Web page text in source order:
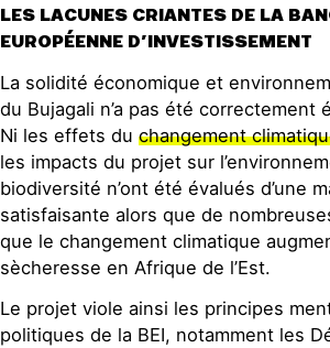
LES LACUNES CRIANTES DE LA
EUROPÉENNE D’INVESTISSEMENT
La solidité économique et
du Bujagali n’a pas été correctement
Ni les effets du changement
les impacts du projet sur
biodiversité n’ont été évalués d’une
satisfaisante alors que de
que le changement climatique
sècheresse en Afrique de l’Est.
Le projet viole ainsi les principes
politiques de la BEI, notamment les